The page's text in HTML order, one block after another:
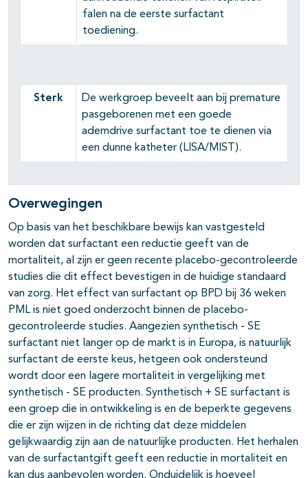
falen na de eerste surfactant
toediening.
Sterk
De werkgroep beveelt aan bij premature
pasgeborenen met een goede
ademdrive surfactant toe te dienen via
een dunne katheter (LISA/MIST).
Overwegingen
Op basis van het beschikbare bewijs kan vastgesteld
worden dat surfactant een reductie geeft van de
mortaliteit, al zijn er geen recente placebo-gecontroleerde
studies die dit effect bevestigen in de huidige standaard
van zorg. Het effect van surfactant op BPD bij 36 weken
PML is niet goed onderzocht binnen de placebo-
gecontroleerde studies. Aangezien synthetisch - SE
surfactant niet langer op de markt is in Europa, is natuurlijk
surfactant de eerste keus, hetgeen ook ondersteund
wordt door een lagere mortaliteit in vergelijking met
synthetisch - SE producten. Synthetisch + SE surfactant is
een groep die in ontwikkeling is en de beperkte gegevens
die er zijn wijzen in de richting dat deze middelen
gelijkwaardig zijn aan de natuurlijke producten. Het herhalen
van de surfactantgift geeft een reductie in mortaliteit en
kan dus aanbevolen worden. Onduidelijk is hoeveel